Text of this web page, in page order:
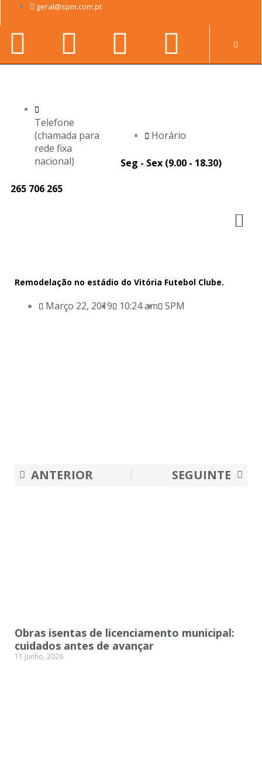
content
geral@spm.com.pt
Facebook-
f
Youtube
Linkedin-
in
Telefone
(chamada para
rede fixa
nacional)
265 706 265
Horário
Seg - Sex (9.00 - 18.30)
Remodelação no estádio do Vitória Futebol Clube.
Março 22, 2019 10:24 am SPM
Prev
ANTERIOR SEGUINTE
Obras isentas de licenciamento municipal:
cuidados antes de avançar
11 Junho, 2026